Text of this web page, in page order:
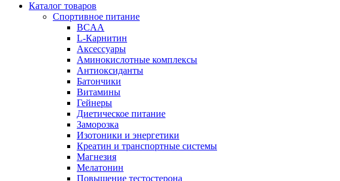
Каталог товаров
Спортивное питание
BCAA
L-Карнитин
Аксессуары
Аминокислотные комплексы
Антиоксиданты
Батончики
Витамины
Гейнеры
Диетическое питание
Заморозка
Изотоники и энергетики
Креатин и транспортные системы
Магнезия
Мелатонин
Повышение тестостерона